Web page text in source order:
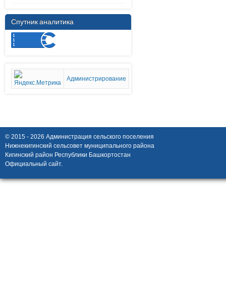
Спутник аналитика
Администрирование
© 2015 - 2026 Администрация сельского поселения
Нижнекигинский сельсовет муниципального района
Кигинский район Республики Башкортостан
Официальный сайт.